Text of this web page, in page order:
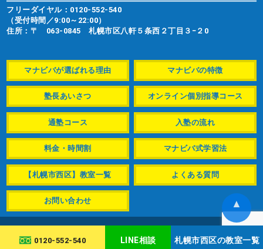
0120-552-540 LINE相談 札幌市西区の教室一覧
フリーダイヤル： 0120-552-540
（受付時間／9:00～22:00）
住所：〒 063-0845 札幌市区八軒５条西２丁目３−２0
マナビバが選ばれる理由 マナビバの特徴
塾長あいさつ オンライン個別指導コース
通塾コース 入塾の流れ
料金・時間割 マナビバ式学習法
【札幌市西区】教室一覧 よくある質問
お問い合わせ ▲